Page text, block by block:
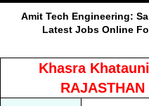
Amit Tech Engineering:
Latest Jobs Online
Khasra